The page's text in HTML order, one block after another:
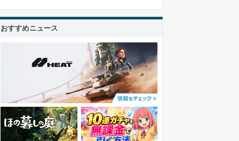
おすすめニュース